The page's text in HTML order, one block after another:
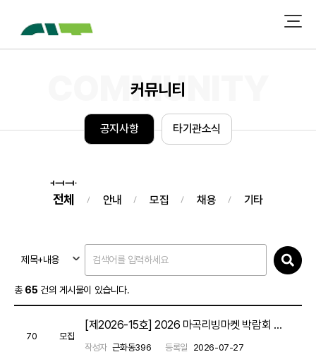
커뮤니티
공지 사항 타기관소식
전체 안내 모집 채용 기타
총 65 건의 게시물이 있습니다.
제목+내용
70 모집
[제2026-15호] 2026 마곡리빙마켓 박람회 참가 입주기업 모집 공고(~8/3까지) / *모집완료*
작성자 근화동396 등록일 2026-07-27